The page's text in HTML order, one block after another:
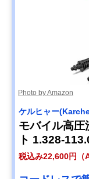
Photo by Amazon
ケルヒャー
モバイル高圧
ト 1.328-
税込み22,600円（